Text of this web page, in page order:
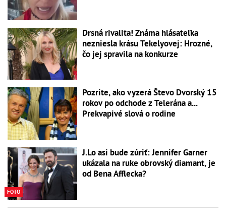
Drsná rivalita! Známa hlásateľka
nezniesla krásu Tekelyovej: Hrozné,
čo jej spravila na konkurze
Pozrite, ako vyzerá Števo Dvorský 15
rokov po odchode z Telerána a...
Prekvapivé slová o rodine
FOTO
J.Lo asi bude zúriť: Jennifer Garner
ukázala na ruke obrovský diamant, je
od Bena Afflecka?